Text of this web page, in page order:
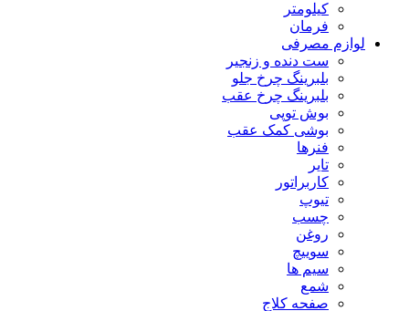
کیلومتر
فرمان
لوازم مصرفی
ست دنده و زنجیر
بلبرینگ چرخ جلو
بلبرینگ چرخ عقب
بوش توپی
بوشی کمک عقب
فنرها
تایر
کاربراتور
تیوپ
چسب
روغن
سوییچ
سیم ها
شمع
صفحه کلاج